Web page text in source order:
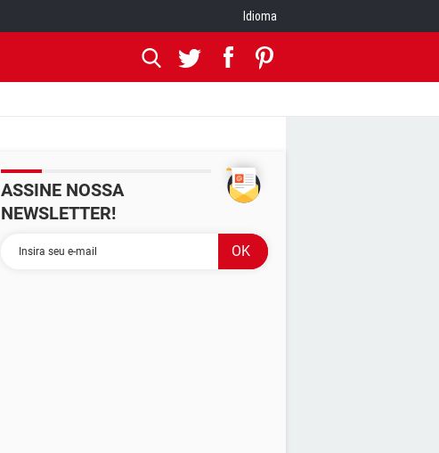
Idioma
ASSINE NOSSA
NEWSLETTER!